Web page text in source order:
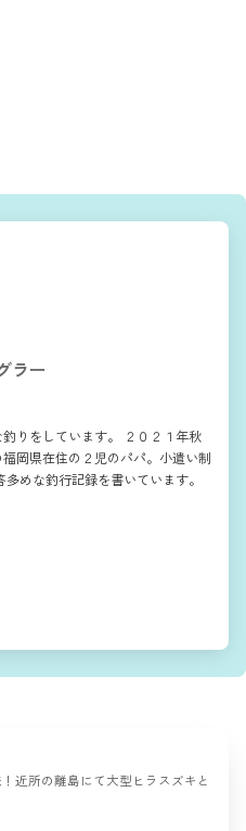
ラー
りをしています。 ２０２１年秋
岡県在住の２児のパパ。小遣い制
めな釣行記録を書いています。
近所の離島にて大型ヒラスズキと